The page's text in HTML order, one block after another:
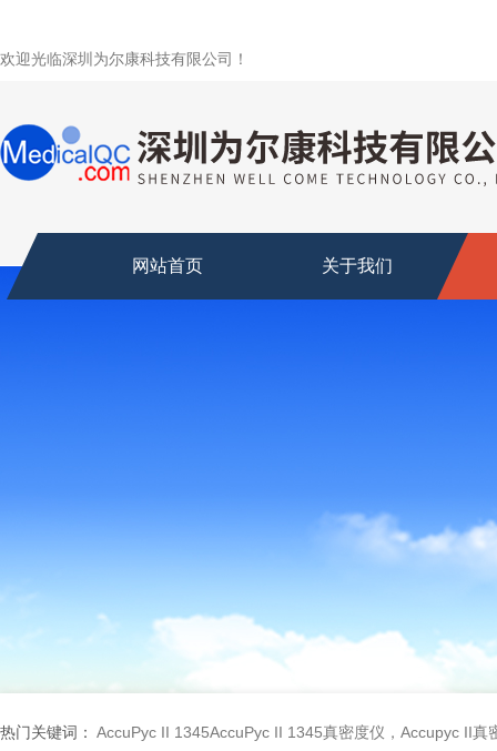
欢迎光临深圳为尔康科技有限公司！
网站首页 关于我们
热门关键词： AccuPyc II 1345AccuPyc II 1345真密度仪，Accupyc II真